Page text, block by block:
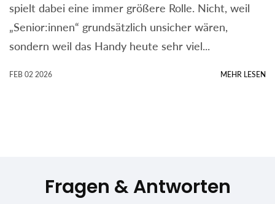
spielt dabei eine immer größere Rolle. Nicht, weil
„Senior:innen“ grundsätzlich unsicher wären,
sondern weil das Handy heute sehr viel...
FEB 02 2026 MEHR LESEN
Fragen & Antworten